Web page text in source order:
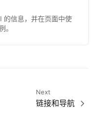
的信息，并在页面中使
。
Next
链接和导航